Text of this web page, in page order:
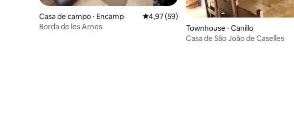
Casa de campo ⋅ Encamp 4,97 de uma avaliação média de 5, 59
4,97 (59)
Borda de les Arnes
Townhouse ⋅ Canillo
Casa de São João de Caselles